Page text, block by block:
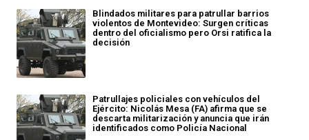
Blindados militares para patrullar barrios
violentos de Montevideo: Surgen críticas
dentro del oficialismo pero Orsi ratifica la
decisión
Patrullajes policiales con vehículos del
Ejército: Nicolás Mesa (FA) afirma que se
descarta militarización y anuncia que irán
identificados como Policía Nacional